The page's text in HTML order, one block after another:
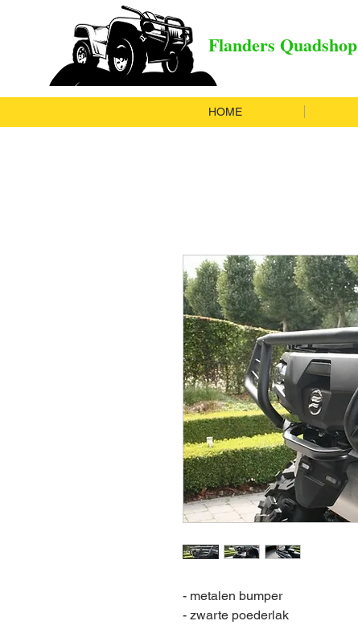
Flanders Quadshop
HOME
- metalen bumper
- zwarte poederlak